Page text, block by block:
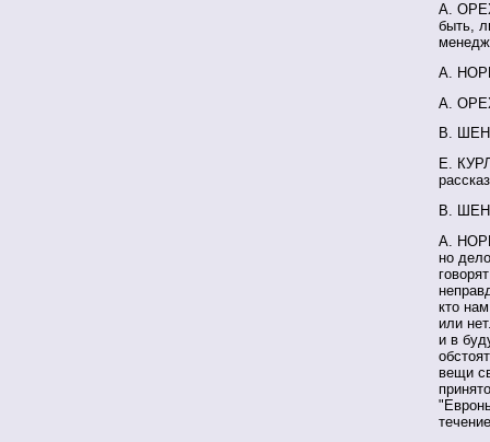
А.
быть,
А.
А. ОРЕХ
В.
Е.
В.
А.
но
кто
или
и в
вещи